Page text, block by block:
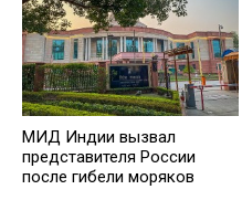
МИД Индии вызвал
представителя России
после гибели моряков